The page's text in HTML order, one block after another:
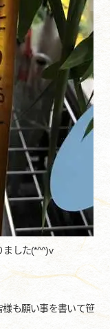
ました(*^^)v
も願い事を書いて笹